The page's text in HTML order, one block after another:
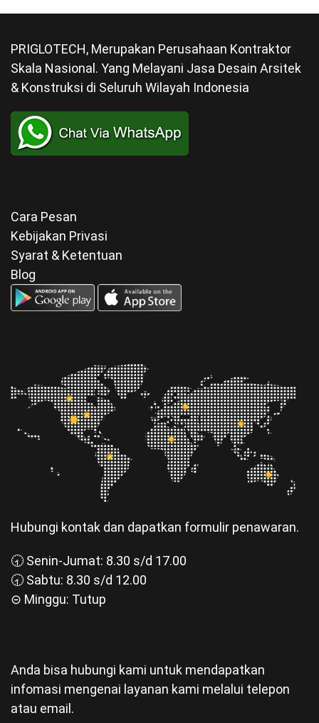
PRIGLOTECH, Merupakan Perusahaan Kontraktor
Skala Nasional. Yang Melayani Jasa Desain Arsitek
& Konstruksi di Seluruh Wilayah Indonesia
Cara Pesan
Kebijakan Privasi
Syarat & Ketentuan
Blog
Hubungi kontak dan dapatkan formulir penawaran.
🕣 Senin-Jumat: 8.30 s/d 17.00
🕣 Sabtu: 8.30 s/d 12.00
⊝ Minggu: Tutup
Anda bisa hubungi kami untuk mendapatkan
infomasi mengenai layanan kami melalui telepon
atau email.